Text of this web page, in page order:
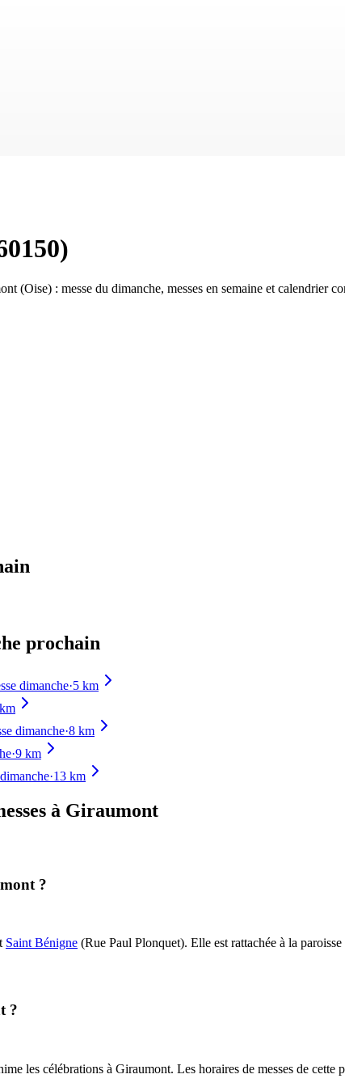
)
(Oise) : messe du dimanche, messes en semaine et calendrier
prochain
dimanche·5 km
km
dimanche·8 km
·9 km
·13 km
à Giraumont
?
Saint Bénigne (Rue Paul Plonquet). Elle est rattachée à la
?
les célébrations à Giraumont. Les horaires de messes de